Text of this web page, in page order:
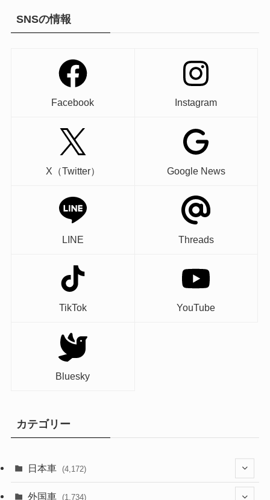
SNSの情報
Facebook Instagram
X（Twitter） Google News
LINE Threads
TikTok YouTube
Bluesky
カテゴリー
日本車 (4,172)
(1,321)
外国車 (1,734)